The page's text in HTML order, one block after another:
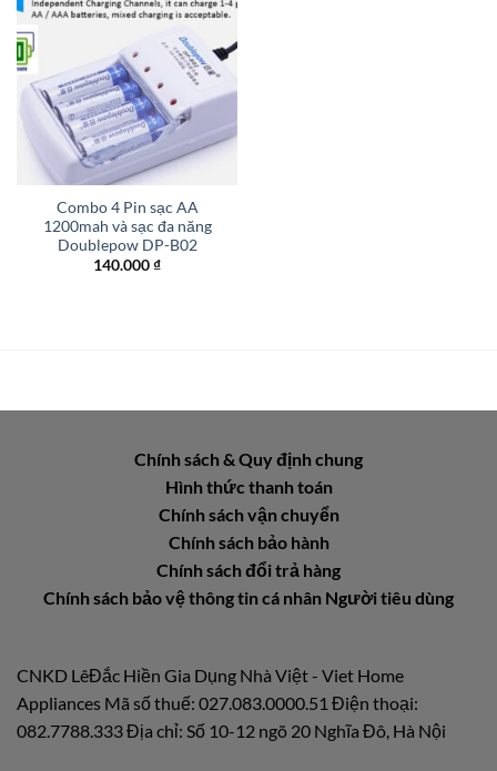
Combo 4 Pin sạc AA
1200mah và sạc đa năng
Doublepow DP-B02
140.000₫
Chính sách & Quy định chung
Hình thức thanh toán
Chính sách vận chuyển
Chính sách bảo hành
Chính sách đổi trả hàng
Chính sách bảo vệ thông tin cá nhân Người tiêu dùng
CNKD LêĐắc Hiền Gia Dụng Nhà Việt - Viet Home
Appliances Mã số thuế: 027.083.0000.51 Điện thoại:
082.7788.333 Địa chỉ: Số 10-12 ngõ 20 Nghĩa Đô, Hà Nội